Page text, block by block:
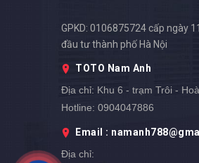
GPKD: 0106875724 cấp ngày
đầu tư thành phố Hà Nội
TOTO Nam Anh
Địa chỉ: Khu 6 - trạm Trôi -
Hotline: 0904047886
Email :
Địa chỉ: